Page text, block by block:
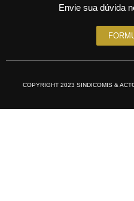
Envie sua dúvida
COPYRIGHT 2023 SINDICOMIS &